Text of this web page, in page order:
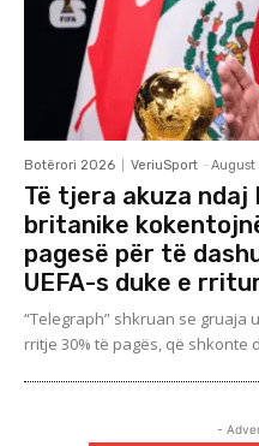
Botërori 2026 VeriuSport -
Të tjera akuza
britanike
pagesë për të
UEFA-s duke e
“Telegraph” shkruan se
rritje 30% të pagës, që shkonte
-